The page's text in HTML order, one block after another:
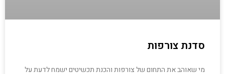
סדנת צורפות
מי שאוהב את התחום של צורפות והכנת תכשיטים ישמח לדעת על